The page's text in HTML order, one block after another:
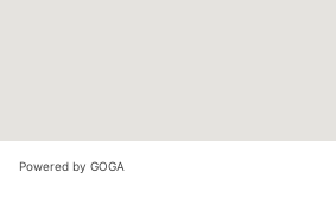
Powered by GOGA